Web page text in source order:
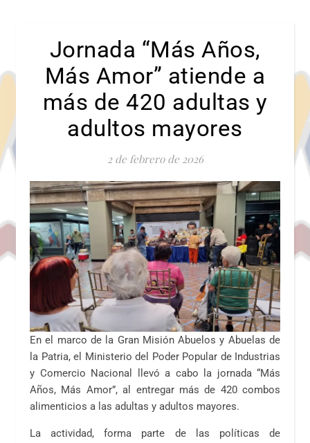
Jornada “Más Años,
Más Amor” atiende a
más de 420 adultas y
adultos mayores
2 de febrero de 2026
En el marco de la Gran Misión Abuelos y Abuelas de
la Patria, el Ministerio del Poder Popular de Industrias
y Comercio Nacional llevó a cabo la jornada “Más
Años, Más Amor”, al entregar más de 420 combos
alimenticios a las adultas y adultos mayores.
La actividad, forma parte de las políticas de